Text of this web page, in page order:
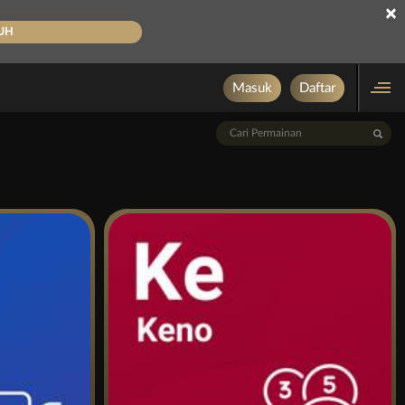
×
Masuk Daftar